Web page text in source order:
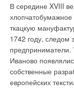
В середине XVIII
ткацкую
1742 году, следом
Иваново
собственные
европейских